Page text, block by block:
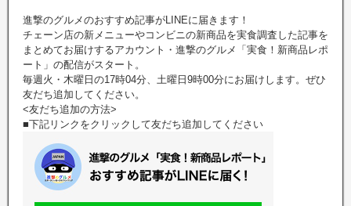
進撃のグルメのおすすめ記事がLINEに届きます！
チェーン店の新メニューやコンビニの新商品を実食調査した記事を
まとめてお届けするアカウント・進撃のグルメ「実食！新商品レポ
ート」の配信がスタート。
毎週火・木曜日の17時04分、土曜日9時00分にお届けします。ぜひ
友だち追加してください。
<友だち追加の方法>
■下記リンクをクリックして友だち追加してください